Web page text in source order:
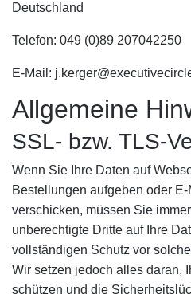
Deutschland
Telefon: 049 (0)89 207042250
E-Mail:
Allgemeine
SSL- bzw. TLS-
Wenn Sie Ihre Daten auf
Bestellungen aufgeben oder
verschicken, müssen Sie
unberechtigte Dritte auf Ihre
vollständigen Schutz vor
Wir setzen jedoch alles daran,
schützen und die